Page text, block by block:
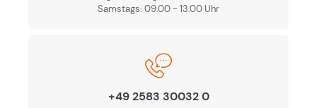
Samstags: 09.00 - 13.00 Uhr
+49 2583 30032 0